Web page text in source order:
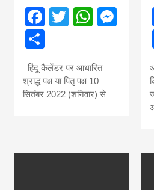
Facebook
Twitter
हिंदू कैलेंडर पर आधारित
श्राद्ध पक्ष या पितृ पक्ष 10
सितंबर 2022 (शनिवार) से